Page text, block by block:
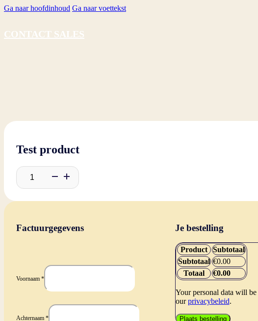
Ga naar hoofdinhoud Ga naar voettekst
CONTACT SALES
Test product
Test
product
Factuurgegevens
Voornaam *
Achternaam *
Je bestelling
Product
Subtotaal
Subtotaal €0.00
Totaal
€0.00
Your personal data will
ourprivacybeleid.
Plaats bestelling